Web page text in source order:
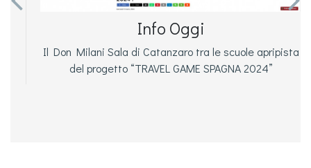
Info Oggi
Il Don Milani Sala di Catanzaro tra le scuole apripista
del progetto “TRAVEL GAME SPAGNA 2024”